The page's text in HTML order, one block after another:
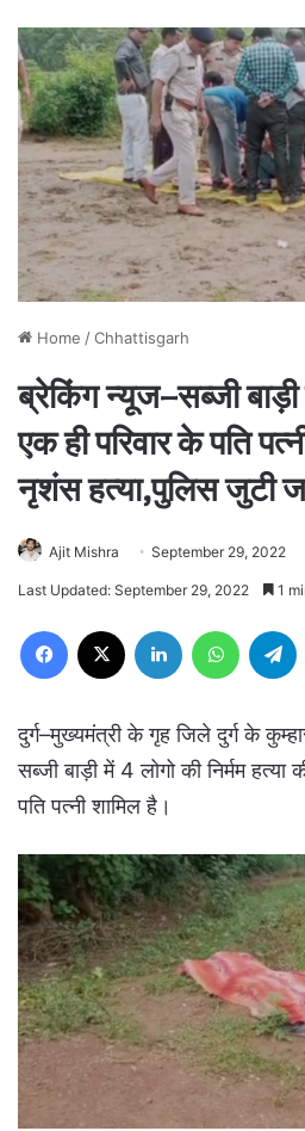
Home /Chhattisgarh
ब्रेकिंग न्यूज–सब्जी
एक ही परिवार के पति
नृशंस हत्या,पुलिस जुटी
Ajit Mishra September 29, 2022
Last Updated: September 29, 2022 1
Facebook LinkedIn WhatsApp
दुर्ग–मुख्यमंत्री के गृह जिले दुर्ग के
सब्जी बाड़ी में 4 लोगो की निर्मम
पति पत्नी शामिल है।